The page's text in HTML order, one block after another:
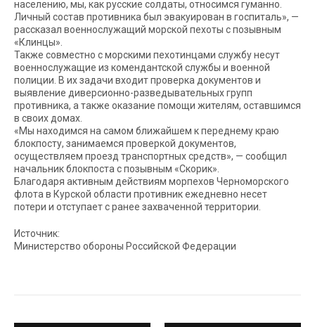
населению, мы, как русские солдаты, относимся гуманно.
Личный состав противника был эвакуирован в госпиталь», —
рассказал военнослужащий морской пехоты с позывным
«Клинцы».
Также совместно с морскими пехотинцами службу несут
военнослужащие из комендантской службы и военной
полиции. В их задачи входит проверка документов и
выявление диверсионно-разведывательных групп
противника, а также оказание помощи жителям, оставшимся
в своих домах.
«Мы находимся на самом ближайшем к переднему краю
блокпосту, занимаемся проверкой документов,
осуществляем проезд транспортных средств», — сообщил
начальник блокпоста с позывным «Скорик».
Благодаря активным действиям морпехов Черноморского
флота в Курской области противник ежедневно несет
потери и отступает с ранее захваченной территории.
Источник:
Министерство обороны Российской Федерации